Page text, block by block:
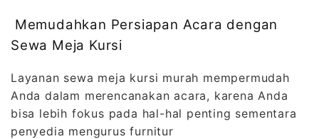
Memudahkan Persiapan Acara dengan
Sewa Meja Kursi
Layanan sewa meja kursi murah mempermudah
Anda dalam merencanakan acara, karena Anda
bisa lebih fokus pada hal-hal penting sementara
penyedia mengurus furnitur